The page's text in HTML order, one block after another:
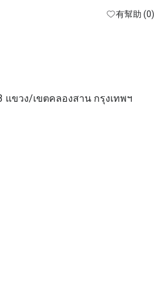
有幫助 (0)
แขวง/เขตคลองสาน กรุงเทพฯ